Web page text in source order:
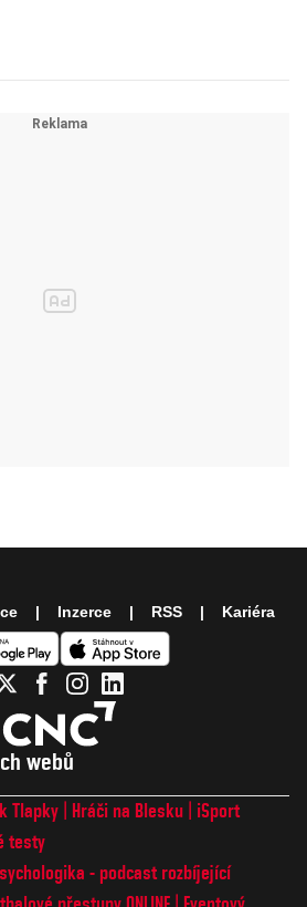
webů
Tlapky Hráči na Blesku
iSport
testy
- podcast rozbíjející
Inzerce RSS Kariéra